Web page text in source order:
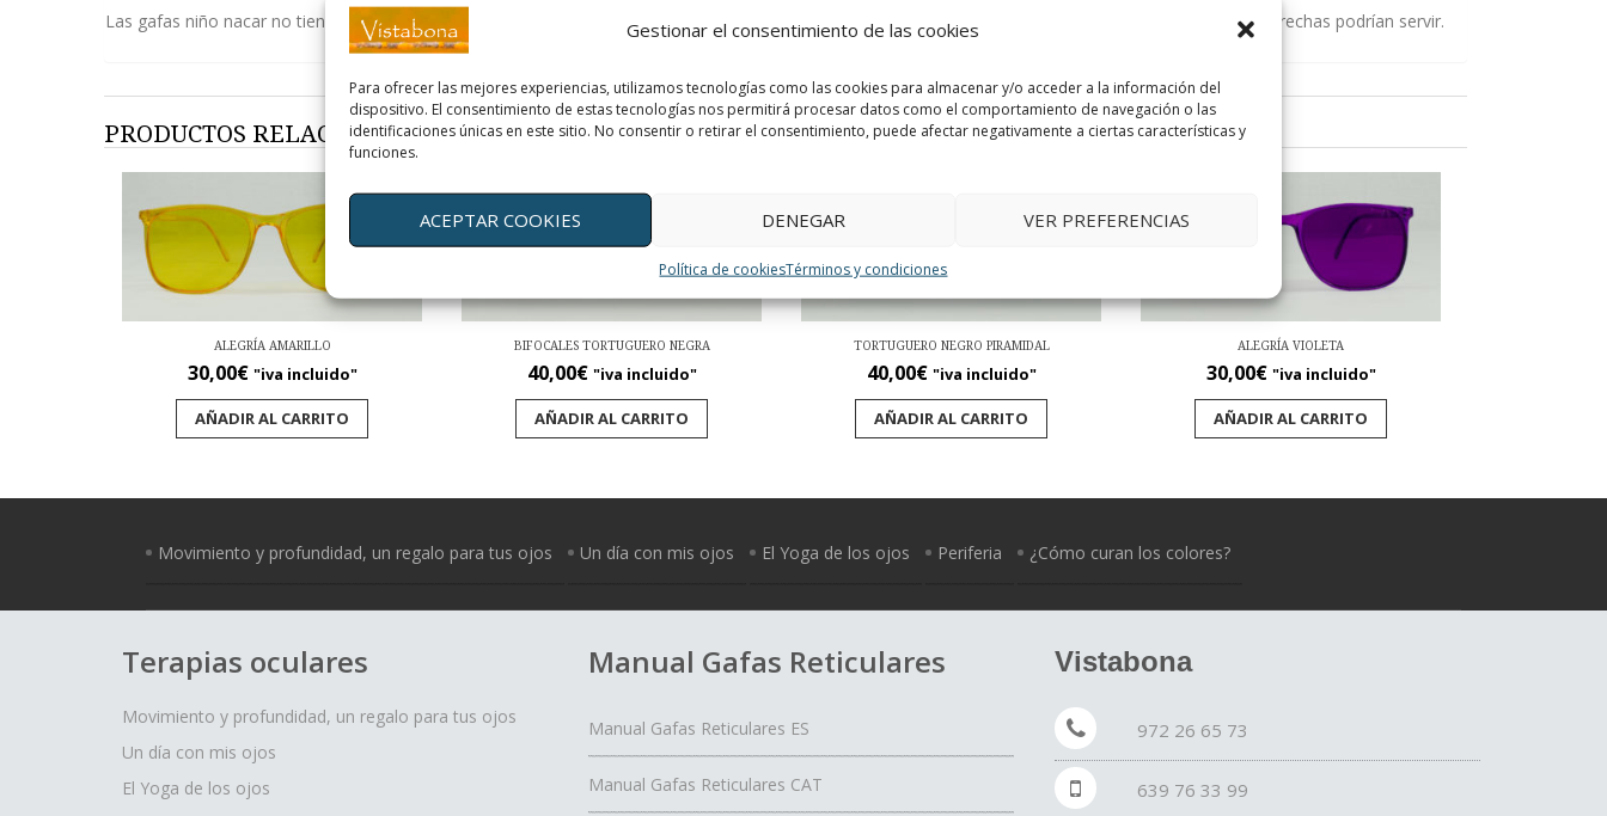
Gestionar el consentimiento de las cookies
Para ofrecer las mejores experiencias, utilizamos tecnologías como las cookies para almacenar y/o acceder a la información del
dispositivo. El consentimiento de estas tecnologías nos permitirá procesar datos como el comportamiento de navegación o las
identificaciones únicas en este sitio. No consentir o retirar el consentimiento, puede afectar negativamente a ciertas características y
funciones.
ACEPTAR COOKIES DENEGAR VER PREFERENCIAS
Política de cookiesTérminos y condiciones
Las gafas niño nacar no tienen los colores como las índigo y las hace menos atractivas para los niños-as. Pero para caras de personas adultas muy estrechas podrían servir.
PRODUCTOS RELACIONADOS
ALEGRÍA AMARILLO
30,00€ "iva incluido"
AÑADIR AL CARRITO
BIFOCALES TORTUGUERO NEGRA
40,00€ "iva incluido"
AÑADIR AL CARRITO
TORTUGUERO NEGRO PIRAMIDAL
40,00€ "iva incluido"
AÑADIR AL CARRITO
ALEGRÍA VIOLETA
30,00€ "iva incluido"
AÑADIR AL CARRITO
Movimiento y profundidad, un regalo para tus ojos Un día con mis ojos El Yoga de los ojos Periferia ¿Cómo curan los colores?
Terapias oculares
Movimiento y profundidad, un regalo para tus ojos
Un día con mis ojos
El Yoga de los ojos
Manual Gafas Reticulares
Manual Gafas Reticulares ES
Manual Gafas Reticulares CAT
Vistabona
972 26 65 73
639 76 33 99